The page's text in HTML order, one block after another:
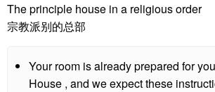
The principle house in a religious order
宗教派别的总部
Your room is already prepared for
House , and we expect these